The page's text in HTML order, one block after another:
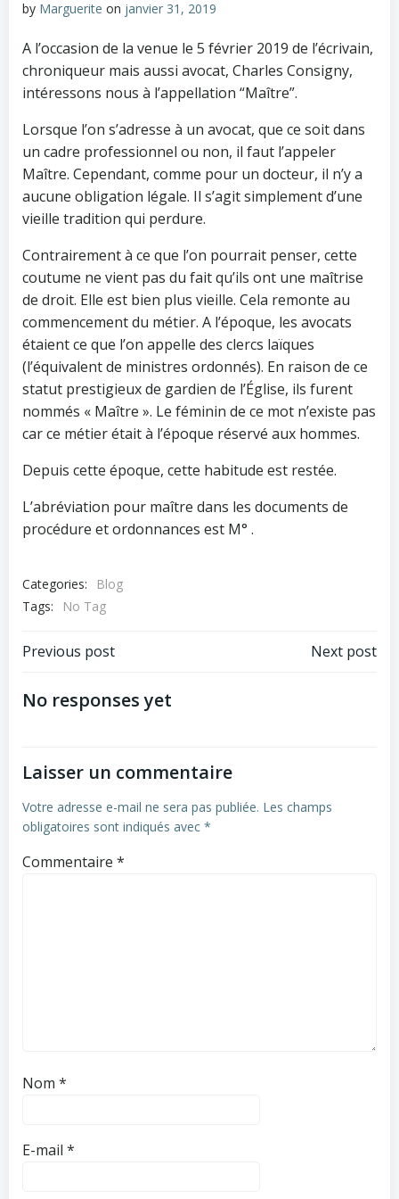
by Marguerite on janvier 31, 2019
A l’occasion de la venue le 5 février 2019 de l’écrivain,
chroniqueur mais aussi avocat, Charles Consigny,
intéressons nous à l’appellation “Maître”.
Lorsque l’on s’adresse à un avocat, que ce soit dans
un cadre professionnel ou non, il faut l’appeler
Maître. Cependant, comme pour un docteur, il n’y a
aucune obligation légale. Il s’agit simplement d’une
vieille tradition qui perdure.
Contrairement à ce que l’on pourrait penser, cette
coutume ne vient pas du fait qu’ils ont une maîtrise
de droit. Elle est bien plus vieille. Cela remonte au
commencement du métier. A l’époque, les avocats
étaient ce que l’on appelle des clercs laïques
(l’équivalent de ministres ordonnés). En raison de ce
statut prestigieux de gardien de l’Église, ils furent
nommés « Maître ». Le féminin de ce mot n’existe pas
car ce métier était à l’époque réservé aux hommes.
Depuis cette époque, cette habitude est restée.
L’abréviation pour maître dans les documents de
procédure et ordonnances est M° .
Categories:
Blog
Tags:
No Tag
Post
navigation
Previous post Next post
No responses yet
Laisser un commentaire
Votre adresse e-mail ne sera pas publiée. Les champs
obligatoires sont indiqués avec *
Commentaire *
Nom *
E-mail *